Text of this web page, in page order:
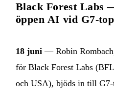
Black Forest Labs
öppen AI vid G7-
18 juni — Robin
för Black Forest Labs
och USA), bjöds in till